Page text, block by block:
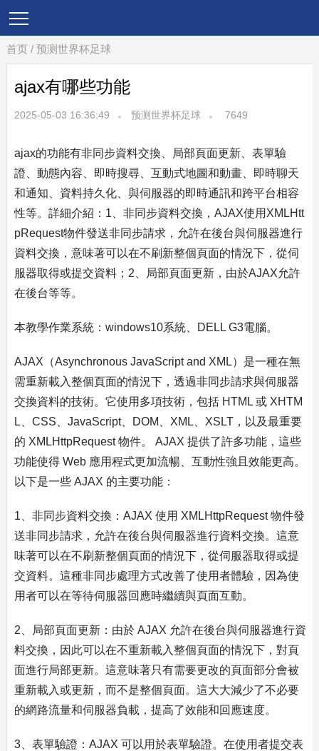
首页 / 预测世界杯足球
ajax有哪些功能
2025-05-03 16:36:49 预测世界杯足球 7649
ajax的功能有非同步資料交換、局部頁面更新、表單驗
證、動態內容、即時搜尋、互動式地圖和動畫、即時聊天
和通知、資料持久化、與伺服器的即時通訊和跨平台相容
性等。詳細介紹：1、非同步資料交換，AJAX使用XMLHtt
pRequest物件發送非同步請求，允許在後台與伺服器進行
資料交換，意味著可以在不刷新整個頁面的情況下，從伺
服器取得或提交資料；2、局部頁面更新，由於AJAX允許
在後台等等。
本教學作業系統：windows10系統、DELL G3電腦。
AJAX（Asynchronous JavaScript and XML）是一種在無
需重新載入整個頁面的情況下，透過非同步請求與伺服器
交換資料的技術。它使用多項技術，包括 HTML 或 XHTM
L、CSS、JavaScript、DOM、XML、XSLT，以及最重要
的 XMLHttpRequest 物件。 AJAX 提供了許多功能，這些
功能使得 Web 應用程式更加流暢、互動性強且效能更高。
以下是一些 AJAX 的主要功能：
1、非同步資料交換：AJAX 使用 XMLHttpRequest 物件發
送非同步請求，允許在後台與伺服器進行資料交換。這意
味著可以在不刷新整個頁面的情況下，從伺服器取得或提
交資料。這種非同步處理方式改善了使用者體驗，因為使
用者可以在等待伺服器回應時繼續與頁面互動。
2、局部頁面更新：由於 AJAX 允許在後台與伺服器進行資
料交換，因此可以在不重新載入整個頁面的情況下，對頁
面進行局部更新。這意味著只有需要更改的頁面部分會被
重新載入或更新，而不是整個頁面。這大大減少了不必要
的網路流量和伺服器負載，提高了效能和回應速度。
3、表單驗證：AJAX 可以用於表單驗證。在使用者提交表